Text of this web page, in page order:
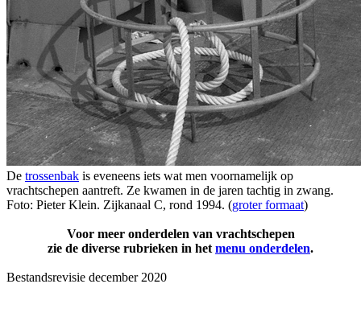
De trossenbak is eveneens iets wat men voornamelijk op
vrachtschepen aantreft. Ze kwamen in de jaren tachtig in zwang.
Foto: Pieter Klein. Zijkanaal C, rond 1994. (groter formaat)
Voor meer onderdelen van vrachtschepen
zie de diverse rubrieken in het menu onderdelen.
Bestandsrevisie december 2020